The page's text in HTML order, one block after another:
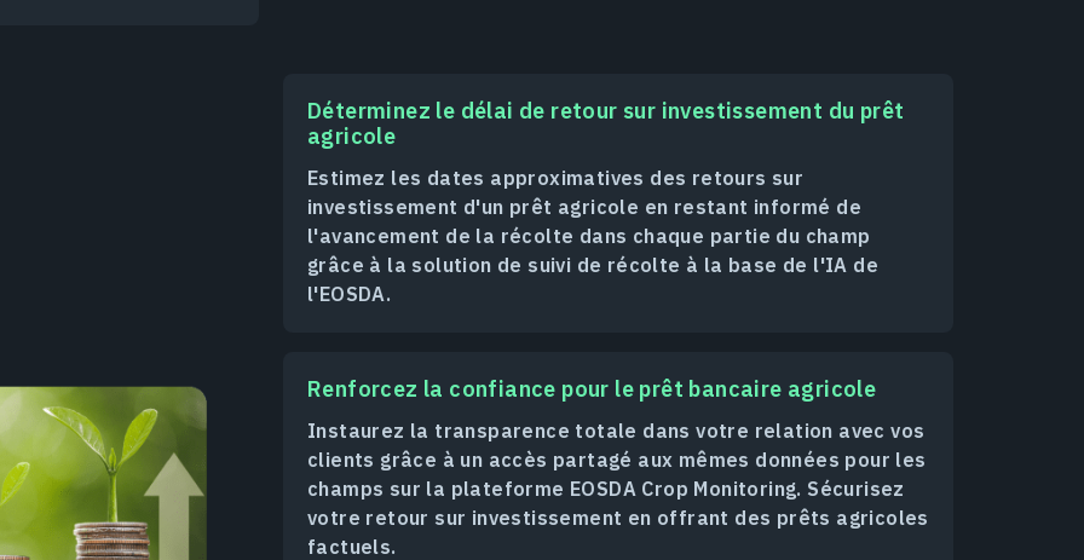
Déterminez le délai de retour sur investissement du prêt
agricole
Estimez les dates approximatives des retours sur
investissement d'un prêt agricole en restant informé de
l'avancement de la récolte dans chaque partie du champ
grâce à la solution de suivi de récolte à la base de l'IA de
l'EOSDA.
Renforcez la confiance pour le prêt bancaire agricole
Instaurez la transparence totale dans votre relation avec vos
clients grâce à un accès partagé aux mêmes données pour les
champs sur la plateforme EOSDA Crop Monitoring. Sécurisez
votre retour sur investissement en offrant des prêts agricoles
factuels.